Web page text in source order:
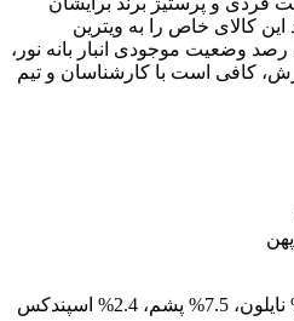
این کالای خاص را به ویترین
وضعیت موجودی انبار بانه نور،
کافی است با کارشناسان و تیم